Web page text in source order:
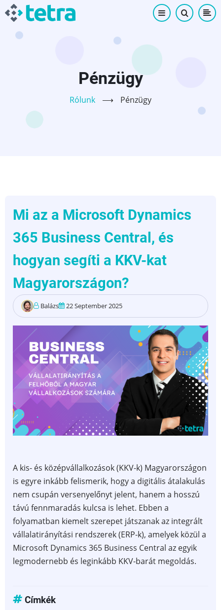
Ugrás
tartalomra
Pénzügy
Rólunk ⟶ Pénzügy
Mi az a Microsoft Dynamics
365 Business Central, és
hogyan segíti a KKV-kat
Magyarországon?
Balázs 22 September 2025
A kis- és középvállalkozások (KKV-k) Magyarországon
is egyre inkább felismerik, hogy a digitális átalakulás
nem csupán versenyelőnyt jelent, hanem a hosszú
távú fennmaradás kulcsa is lehet. Ebben a
folyamatban kiemelt szerepet játszanak az integrált
vállalatirányítási rendszerek (ERP-k), amelyek közül a
Microsoft Dynamics 365 Business Central az egyik
legmodernebb és leginkább KKV-barát megoldás.
Címkék